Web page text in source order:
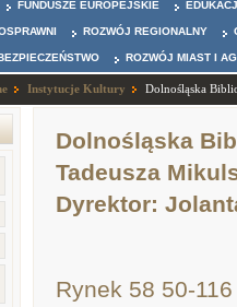
FUNDUSZE EUROPEJSKIE
ROZWÓJ REGIONALNY
ROZWÓJ MIAST I
Instytucje Kultury Dolnośląska
Dolnośląska
Tadeusza
Dyrektor:
Rynek 58 50-116